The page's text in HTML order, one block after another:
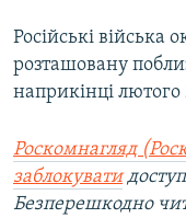
Російські війська
розташовану
наприкінці лютого
Роскомнагляд
заблокувати
Безперешкодно